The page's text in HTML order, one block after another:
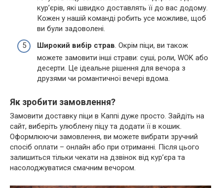
кур’єрів, які швидко доставлять її до вас додому.
Кожен у нашій команді робить усе можливе, щоб
ви були задоволені.
Широкий вибір страв. Окрім піци, ви також
можете замовити інші страви: суші, роли, WOK або
десерти. Це ідеальне рішення для вечора з
друзями чи романтичної вечері вдома.
Як зробити замовлення?
Замовити доставку піци в Каппі дуже просто. Зайдіть на
сайт, виберіть улюблену піцу та додати її в кошик.
Оформлюючи замовлення, ви можете вибрати зручний
спосіб оплати – онлайн або при отриманні. Після цього
залишиться тільки чекати на дзвінок від кур’єра та
насолоджуватися смачним вечором.